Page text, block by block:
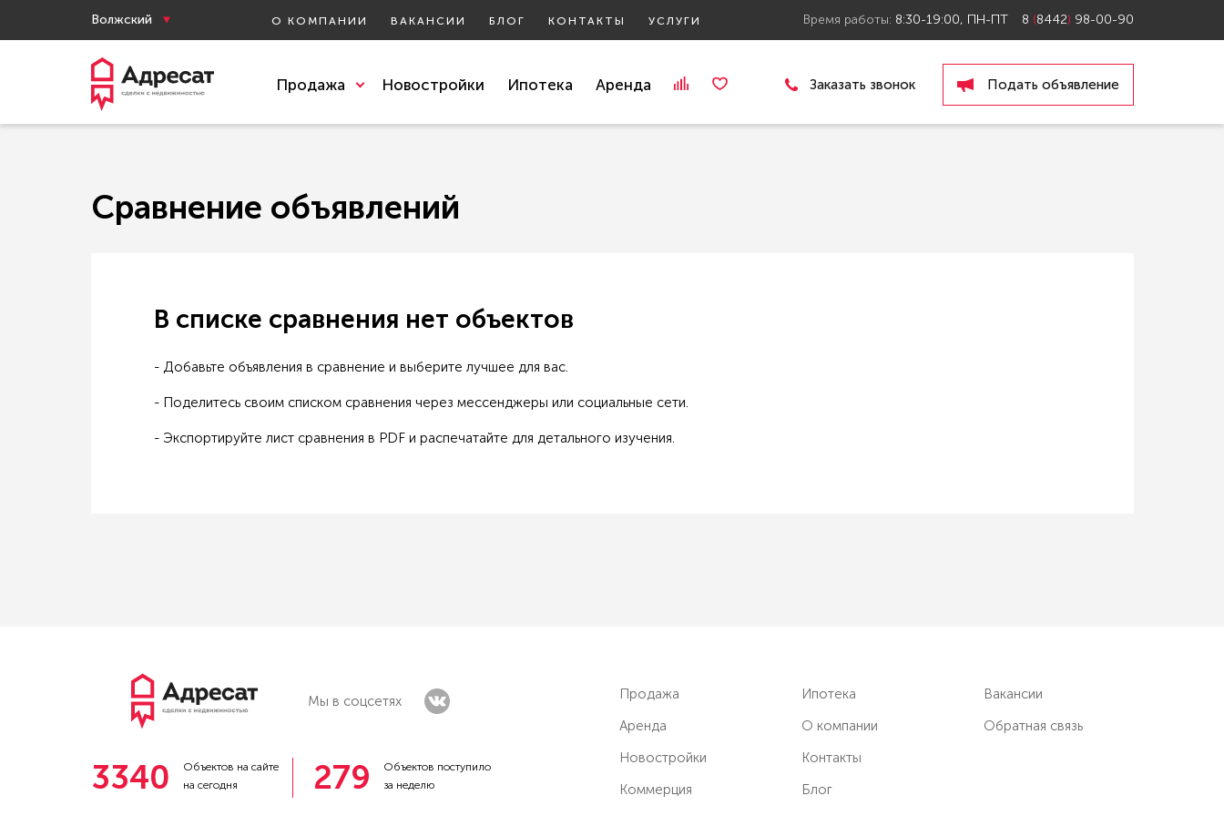
Волжский О КОМПАНИИ ВАКАНСИИ БЛОГ КОНТАКТЫ УСЛУГИ Время работы: 8:30-19:00, ПН-ПТ 8 (8442) 98-00-90
Продажа Новостройки Ипотека Аренда Заказать звонок Подать объявление
Сравнение объявлений
В списке сравнения нет объектов
- Добавьте объявления в сравнение и выберите лучшее для вас.
- Поделитесь своим списком сравнения через мессенджеры или социальные сети.
- Экспортируйте лист сравнения в PDF и распечатайте для детального изучения.
Мы в соцсетях
3340
Объектов на сайте
на сегодня
279
Объектов поступило
за неделю
Продажа
Аренда
Новостройки
Коммерция
Ипотека
О компании
Контакты
Блог
Вакансии
Обратная связь